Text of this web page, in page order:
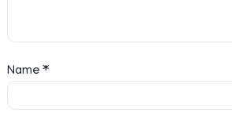
Name*